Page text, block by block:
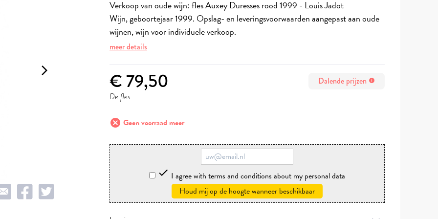
arrow_forward_ios
Verkoop van oude wijn: fles Auxey Duresses rood 1999 - Louis Jadot
Wijn, geboortejaar 1999. Opslag- en leveringsvoorwaarden aangepast aan oude
wijnen, wijn voor individuele verkoop.
meer details
€ 79,50 Dalende prijzen info
De fles
cancel Geen voorraad meer
 I agree with terms and conditions about my personal data
Houd mij op de hoogte wanneer beschikbaar